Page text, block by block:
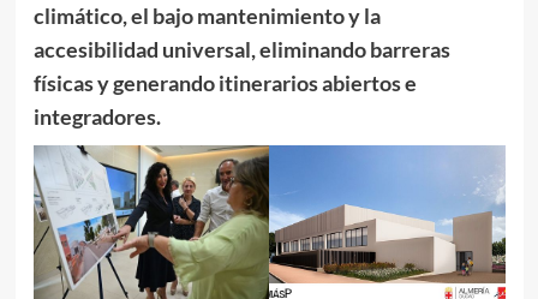
climático, el bajo mantenimiento y la
accesibilidad universal, eliminando barreras
físicas y generando itinerarios abiertos e
integradores.